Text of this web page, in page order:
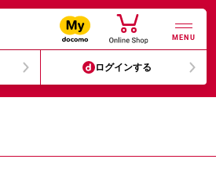
MENU
ログインする